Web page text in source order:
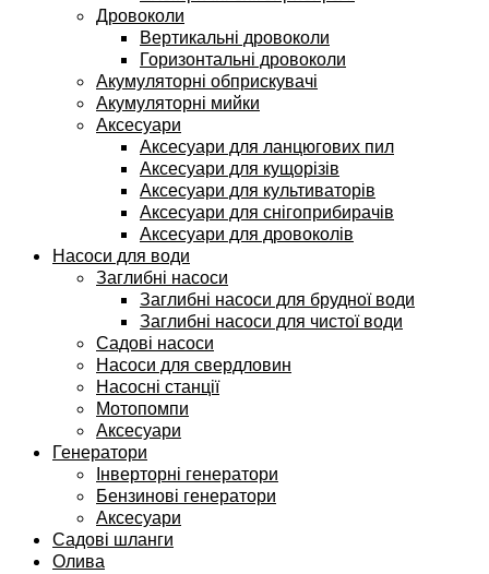
Дровоколи
Вертикальні дровоколи
Горизонтальні дровоколи
Акумуляторні обприскувачі
Акумуляторні мийки
Аксесуари
Аксесуари для ланцюгових пил
Аксесуари для кущорізів
Аксесуари для культиваторів
Аксесуари для снігоприбирачів
Аксесуари для дровоколів
Насоси для води
Заглибні насоси
Заглибні насоси для брудної води
Заглибні насоси для чистої води
Садові насоси
Насоси для свердловин
Насосні станції
Мотопомпи
Аксесуари
Генератори
Інверторні генератори
Бензинові генератори
Аксесуари
Садові шланги
Олива